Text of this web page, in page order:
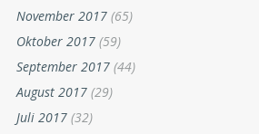
November 2017 (65)
Oktober 2017 (59)
September 2017 (44)
August 2017 (29)
Juli 2017 (32)